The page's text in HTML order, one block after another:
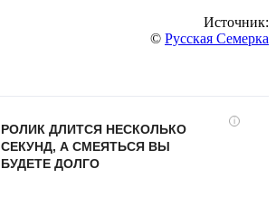
Источник:
© Русская Семерка
i
РОЛИК ДЛИТСЯ НЕСКОЛЬКО
СЕКУНД, А СМЕЯТЬСЯ ВЫ
БУДЕТЕ ДОЛГО